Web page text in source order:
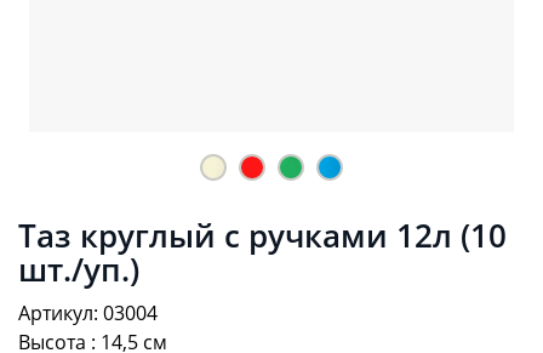
Таз круглый с ручками 12л (10
шт./уп.)
Артикул: 03004
Высота : 14,5 см